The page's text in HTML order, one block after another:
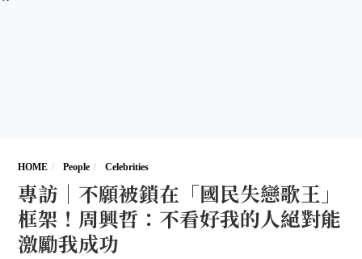
HOME People Celebrities
專訪｜不願被鎖在「國民失戀歌王」
框架！周興哲：不看好我的人絕對能
激勵我成功